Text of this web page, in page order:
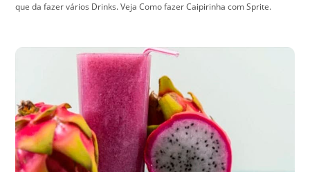
que da fazer vários Drinks. Veja Como fazer Caipirinha com Sprite.